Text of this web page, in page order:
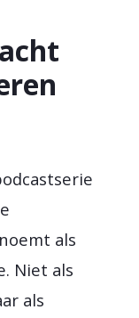
als
Niet als
als